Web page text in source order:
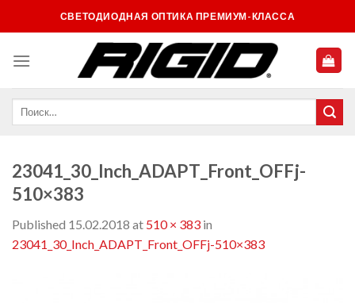
to
СВЕТОДИОДНАЯ ОПТИКА ПРЕМИУМ-КЛАССА
23041_30_Inch_ADAPT_Front_OFFj-
510×383
Published 15.02.2018 at 510 × 383 in
23041_30_Inch_ADAPT_Front_OFFj-510×383